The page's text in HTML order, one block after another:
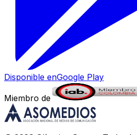
Disponible enGoogle Play
Miembro de